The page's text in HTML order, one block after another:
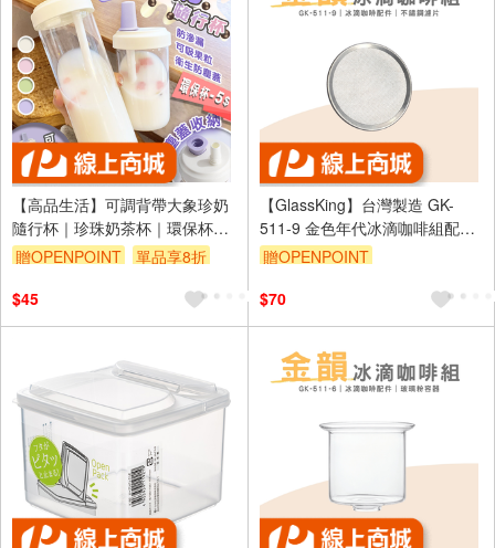
【高品生活】可調背帶大象珍奶
隨行杯｜珍珠奶茶杯｜環保杯｜
吸管杯｜手搖飲料杯｜隨身杯｜
贈OPENPOINT
單品享8折
$45
【GlassKing】台灣製造 GK-
511-9 金色年代冰滴咖啡組配件
不鏽鋼濾片
贈OPENPOINT
$70